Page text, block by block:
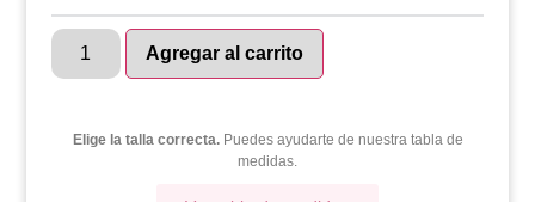
Agregar al carrito
Elige la talla correcta.Puedes ayudarte de nuestra tabla de
medidas.